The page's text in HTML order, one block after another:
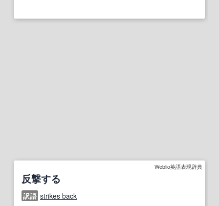
Weblio英語表現辞典
反撃する
訳語 strikes back